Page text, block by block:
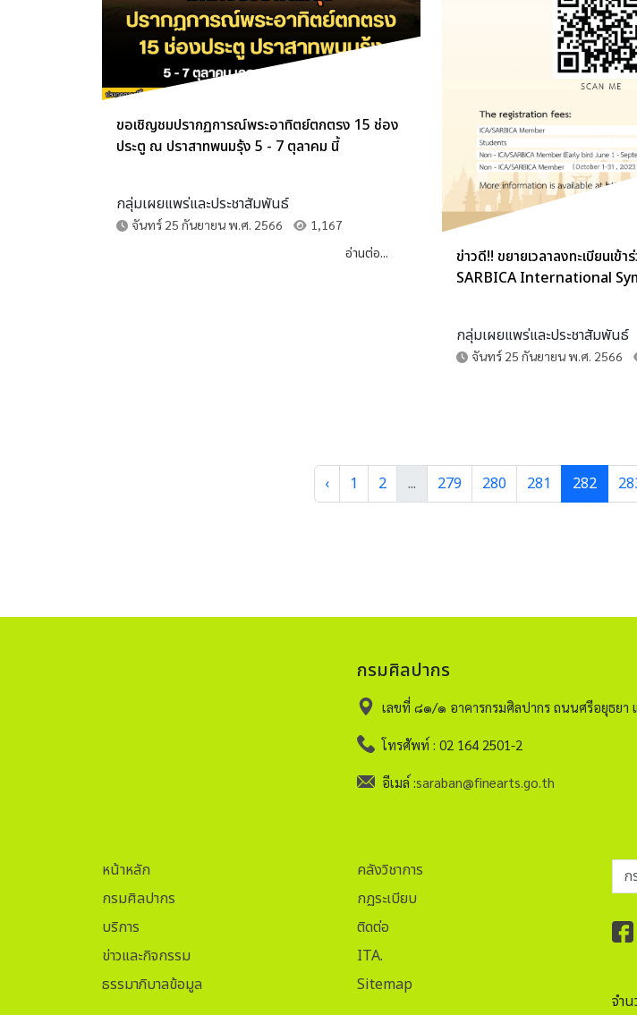
ขอเชิญชมปรากฏการณ์พระอาทิตย์ตกตรง 15 ช่อง
ประตู ณ ปราสาทพนมรุ้ง 5 - 7 ตุลาคม นี้
กลุ่มเผยแพร่และประชาสัมพันธ์
จันทร์ 25 กันยายน พ.ศ. 2566 1,167
อ่านต่อ...
ข่าวดี!! ขยายเวลาลงทะเบียนเข้า
SARBICA International
กลุ่มเผยแพร่และประชาสัมพันธ์
จันทร์ 25 กันยายน พ.ศ. 2566
‹ 1 2 ... 279 280 281 282
กรมศิลปากร
เลขที่ ๘๑/๑ อาคารกรมศิลปากร ถนนศรีอยุธย
โทรศัพท์ : 02 164 2501-2
อีเมล์ :saraban@finearts.go.th
หน้าหลัก
กรมศิลปากร
บริการ
ข่าวและกิจกรรม
คลังวิชาการ
กฏระเบียบ
ติดต่อ
ITA.
ธรรมาภิบาลข้อมูล
Sitemap
ก
จำ